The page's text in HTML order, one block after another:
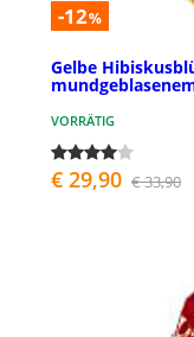
-12%
Gelbe
VORRÄTIG
€ 29,90 € 33,90